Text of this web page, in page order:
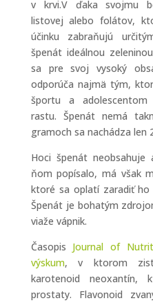
v krvi.V ďaka svojmu
listovej alebo folátov,
účinku zabraňujú
špenát ideálnou
sa pre svoj vysoký
odporúča najmä tým,
športu a adolescentom
rastu. Špenát nemá
gramoch sa nachádza len
Hoci špenát
ňom popísalo, má však
ktoré sa oplatí zaradiť ho
Špenát je bohatým
viaže vápnik.
Časopis Journal of
výskum, v ktorom
karotenoid neoxantín,
prostaty. Flavonoid